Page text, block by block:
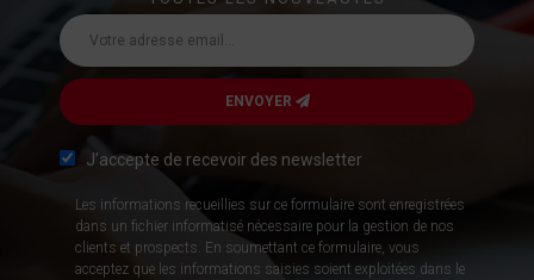
ENVOYER
J’accepte de recevoir des newsletter
Les informations recueillies sur ce formulaire sont enregistrées
dans un fichier informatisé nécessaire pour la gestion de nos
clients et prospects. En soumettant ce formulaire, vous
acceptez que les informations saisies soient exploitées dans le